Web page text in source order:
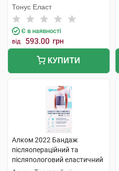
Тонус Еласт
Є в наявності
від 593.00 грн
КУПИТИ
Алком 2022 Бандаж
післяопераційний та
післяпологовий еластичний